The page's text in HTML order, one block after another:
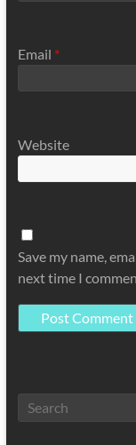
Email *
Website
Save my name,
next time I